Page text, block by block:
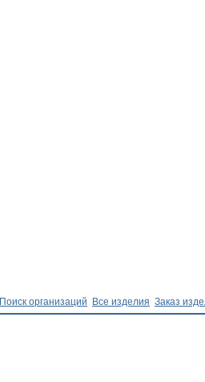
Поиск организаций Все изделия Заказ